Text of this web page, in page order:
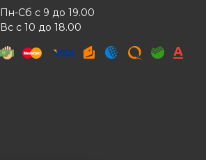
Пн-Сб с 9 до 19.00
Вс с 10 до 18.00